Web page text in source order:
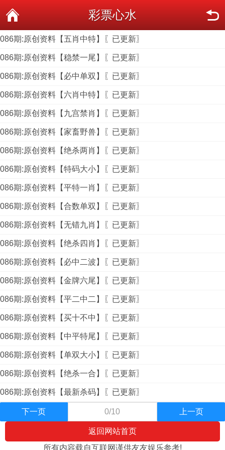
彩票心水
086期:原创资料【五肖中特】〖已更新〗
086期:原创资料【稳禁一尾】〖已更新〗
086期:原创资料【必中单双】〖已更新〗
086期:原创资料【六肖中特】〖已更新〗
086期:原创资料【九宫禁肖】〖已更新〗
086期:原创资料【家畜野兽】〖已更新〗
086期:原创资料【绝杀两肖】〖已更新〗
086期:原创资料【特码大小】〖已更新〗
086期:原创资料【平特一肖】〖已更新〗
086期:原创资料【合数单双】〖已更新〗
086期:原创资料【无错九肖】〖已更新〗
086期:原创资料【绝杀四肖】〖已更新〗
086期:原创资料【必中二波】〖已更新〗
086期:原创资料【金牌六尾】〖已更新〗
086期:原创资料【平二中二】〖已更新〗
086期:原创资料【买十不中】〖已更新〗
086期:原创资料【中平特尾】〖已更新〗
086期:原创资料【单双大小】〖已更新〗
086期:原创资料【绝杀一合】〖已更新〗
086期:原创资料【最新杀码】〖已更新〗
下一页 0/10 上一页
返回网站首页
所有内容载自互联网谨供友友娱乐参考!